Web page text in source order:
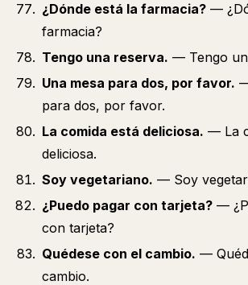
¿Dónde está la farmacia? —
farmacia?
Tengo una reserva. — Tengo
Una mesa para dos, por favor.
para dos, por favor.
La comida está deliciosa. — La
deliciosa.
Soy vegetariano. — Soy
¿Puedo pagar con tarjeta? —
con tarjeta?
Quédese con el cambio. —
cambio.